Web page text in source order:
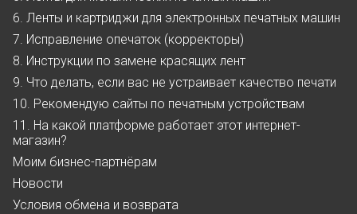
6. Ленты и картриджи для электронных печатных машин
7. Исправление опечаток (корректоры)
8. Инструкции по замене красящих лент
9. Что делать, если вас не устраивает качество печати
10. Рекомендую сайты по печатным устройствам
11. На какой платформе работает этот интернет-
магазин?
Моим бизнес-партнёрам
Новости
Условия обмена и возврата